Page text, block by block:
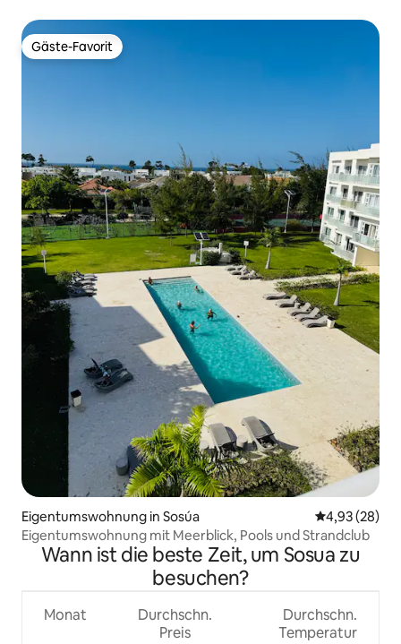
Gäste-Favorit
Gäste-Favorit
Eigentumswohnung in Sosúa
4,93 (28)
Eigentumswohnung mit Meerblick, Pools und Strandclub
Wann ist die beste Zeit, um Sosua zu
besuchen?
Monat
Durchschn.
Preis
Durchschn.
Temperatur